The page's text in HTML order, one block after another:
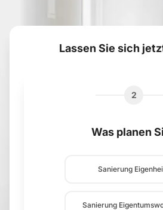
Lassen Sie sich
2
Was planen
Sanierung
Sanierung